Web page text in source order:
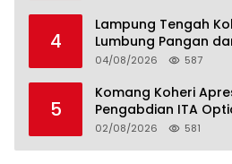
4
Lampung Tengah
Lumbung Pangan
Perkebunan
Menuju Indonesia
04/08/2026 587
5
Komang Koheri
Pengabdian ITA
Kesehatan Mata
02/08/2026 581